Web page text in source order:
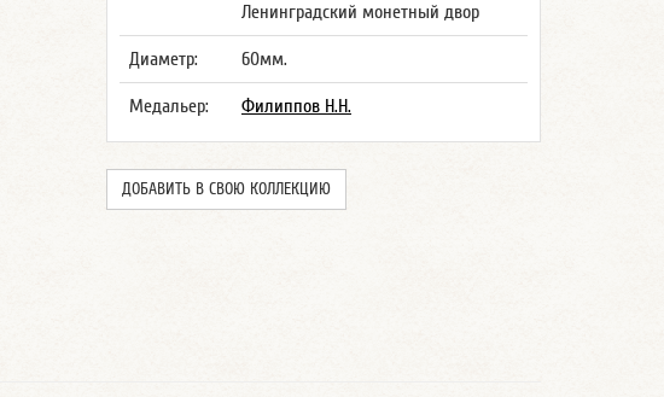
Ленинградский монетный двор
Диаметр: 60мм.
Медальер: Филиппов Н.Н.
ДОБАВИТЬ В СВОЮ КОЛЛЕКЦИЮ